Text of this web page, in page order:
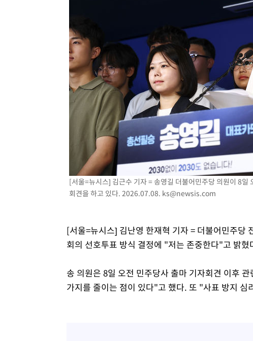
'낮 최고 39도' 불볕더위…한밤 열대야도 계속[내일날씨]
[속보]7~9일 프로야구 3연전도 폭염 취소…11일 재개
"韓 외환시장 개입 관측 배경엔 美의 대한국 무역적자 있어"
'월드컵 탈락 후폭풍' 축구협회…초유의 압수수색에 '충격·당황'
서울 낮 37.9도, 올여름 최고치 경신…영등포 순간 '40도'
[속보]종합특검, 대검 추가 압수수색…내란 중요임무종사 혐의
[속보]코스닥, 800p 회복…0.26% 오른 801.67 마감
[속보]코스피, 301.88포인트(4.58%) 내린 6296.38 마감
[속보]원·달러 환율, 0.7원 내린 1423.8원 마감
"여기 떨어졌다"…다누리, 스페이스X 로켓 달 충돌 흔적 포착
손흥민, 5경기 연속골 실패…LAFC는 승부차기 끝 과달라하라 격파
내일까지 39도 '펄펄'…기상청 "태풍 지나며 폭염 잠시 꺾인다"
트럼프, 한국계 진보 주지사 후보 맹공…"공산주의가 최대 위협"
[속보]경찰, '홍명보 선임 논란' 대한축구협회·축구회관 등 압수수색
[서울=뉴시스] 김근수 기자 = 송영길 더불어민주당 의원이 8
회견을 하고 있다. 2026.07.08. ks@newsis.com
[서울=뉴시스] 김난영 한재혁 기자 = 더불어민주당
회의 선호투표 방식 결정에 "저는 존중한다"고 밝혔
송 의원은 8일 오전 민주당사 출마 기자회견 이후
가지를 줄이는 점이 있다"고 했다. 또 "사표 방지 심